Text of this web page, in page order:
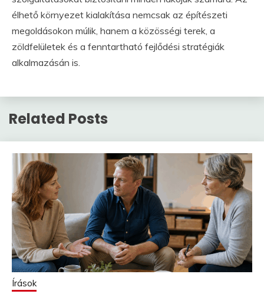
élhető környezet kialakítása nemcsak az építészeti
megoldásokon múlik, hanem a közösségi terek, a
zöldfelületek és a fenntartható fejlődési stratégiák
alkalmazásán is.
Related Posts
Írások